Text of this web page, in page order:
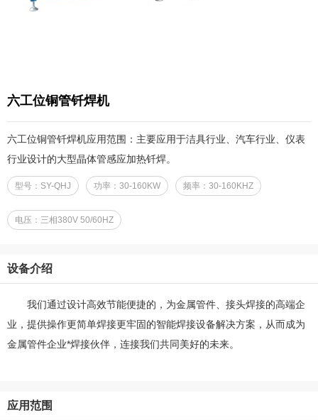
六工位铜管钎焊机
六工位铜管钎焊机应用范围：主要应用于洁具行业、汽车行业、仪表
行业设计的大型晶体管感应加热钎焊。
型号：SY-QHJ 功率：30-160KW 频率：30-160KHZ
电压：三相380V 50/60HZ
设备介绍
我们通过设计高效节能便捷的，为金属管件、接头焊接的高端企
业，提供操作更简单焊接更牢固的智能焊接设备解决方案，从而成为
金属管件企业*焊接伙伴，连接我们共同美好的未来。
应用范围